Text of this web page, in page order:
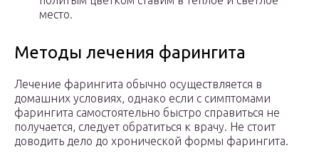
место.
Методы лечения фарингита
Лечение фарингита обычно осуществляется в
домашних условиях, однако если с симптомами
фарингита самостоятельно быстро справиться не
получается, следует обратиться к врачу. Не стоит
доводить дело до хронической формы фарингита.